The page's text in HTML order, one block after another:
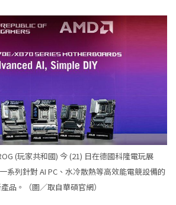
(玩家共和國) 今 (21) 日在德國科隆電玩展
系列針對 AI PC、水冷散熱等高效能電競設備的
品。（圖／取自華碩官網）